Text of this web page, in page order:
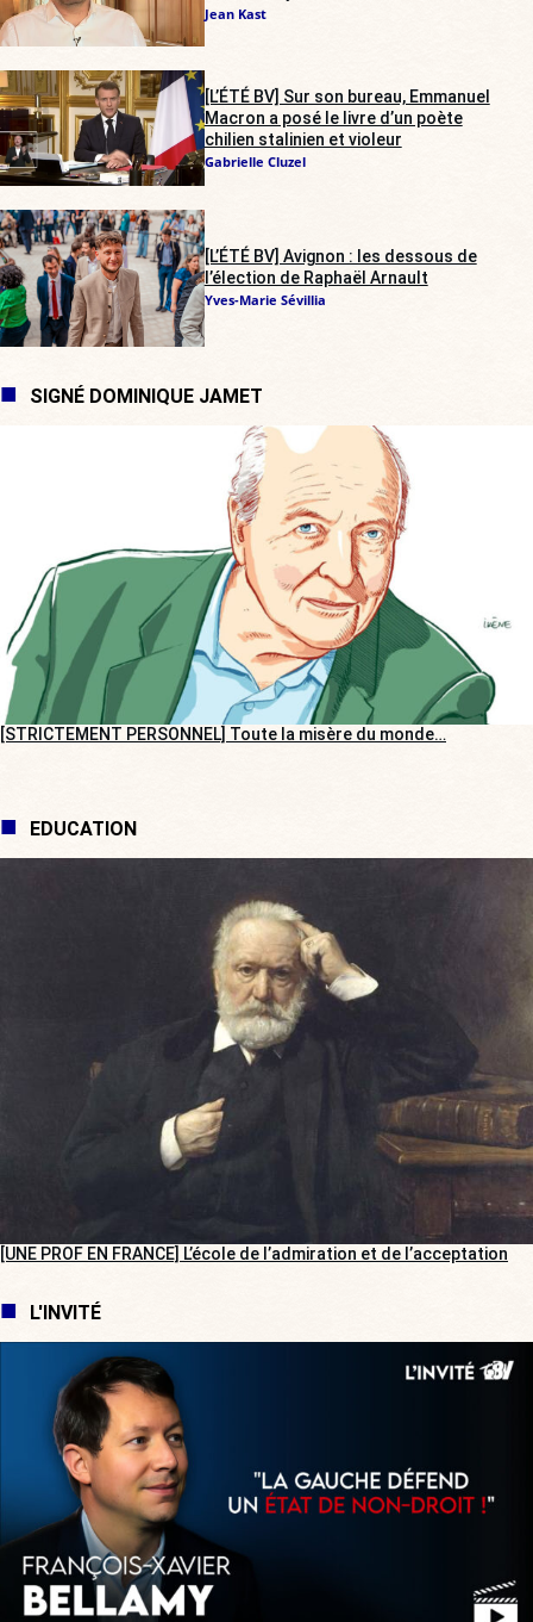
Jean Kast
[L’ÉTÉ BV] Sur son bureau, Emmanuel
Macron a posé le livre d’un poète
chilien stalinien et violeur
Gabrielle Cluzel
[L’ÉTÉ BV] Avignon : les dessous de
l’élection de Raphaël Arnault
Yves-Marie Sévillia
SIGNÉ DOMINIQUE JAMET
[STRICTEMENT PERSONNEL] Toute la misère du monde…
EDUCATION
[UNE PROF EN FRANCE] L’école de l’admiration et de l’acceptation
L'INVITÉ